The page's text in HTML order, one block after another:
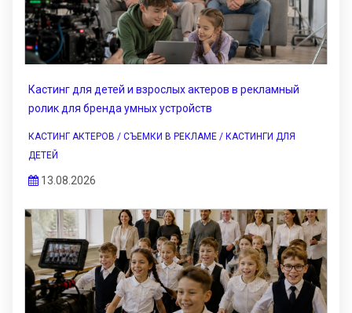
Кастинг для детей и взрослых актеров в рекламный
ролик для бренда умных устройств
КАСТИНГ АКТЕРОВ / СЪЕМКИ В РЕКЛАМЕ / КАСТИНГИ ДЛЯ
ДЕТЕЙ
13.08.2026